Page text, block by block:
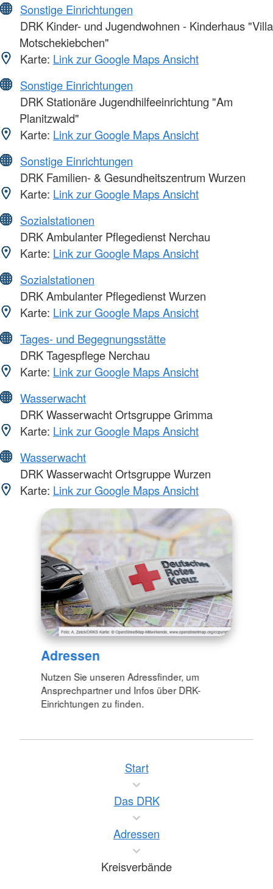
Sonstige Einrichtungen
DRK Kinder- und Jugendwohnen - Kinderhaus "Villa
Motschekiebchen"
Karte: Link zur Google Maps Ansicht
Sonstige Einrichtungen
DRK Stationäre Jugendhilfeeinrichtung "Am
Planitzwald"
Karte: Link zur Google Maps Ansicht
Sonstige Einrichtungen
DRK Familien- & Gesundheitszentrum Wurzen
Karte: Link zur Google Maps Ansicht
Sozialstationen
DRK Ambulanter Pflegedienst Nerchau
Karte: Link zur Google Maps Ansicht
Sozialstationen
DRK Ambulanter Pflegedienst Wurzen
Karte: Link zur Google Maps Ansicht
Tages- und Begegnungsstätte
DRK Tagespflege Nerchau
Karte: Link zur Google Maps Ansicht
Wasserwacht
DRK Wasserwacht Ortsgruppe Grimma
Karte: Link zur Google Maps Ansicht
Wasserwacht
DRK Wasserwacht Ortsgruppe Wurzen
Karte: Link zur Google Maps Ansicht
Adressen
Nutzen Sie unseren Adressfinder, um
Ansprechpartner und Infos über DRK-
Einrichtungen zu finden.
Start
Das DRK
Adressen
Kreisverbände